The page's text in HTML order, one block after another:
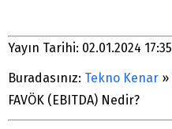
Yayın Tarihi: 02.01.2024 17:35
Buradasınız: Tekno Kenar »
FAVÖK (EBITDA) Nedir?